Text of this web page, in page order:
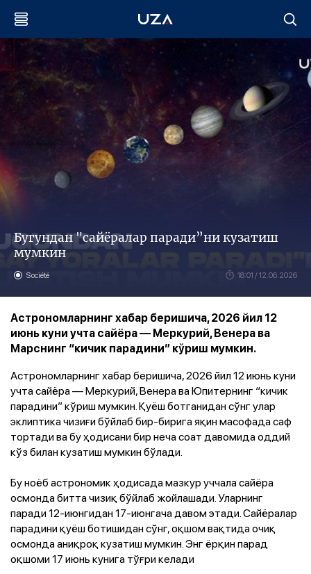
Бугундан "сайёралар паради”ни кузатиш
мумкин
Société 18:01 / 12.06.2026
Астрономларнинг хабар беришича, 2026 йил 12
июнь куни учта сайёра — Меркурий, Венера ва
Марснинг “кичик парадини” кўриш мумкин.
Астрономларнинг хабар беришича, 2026 йил 12 июнь куни
учта сайёра — Меркурий, Венера ва Юпитернинг “кичик
парадини” кўриш мумкин. Қуёш ботганидан сўнг улар
эклиптика чизиғи бўйлаб бир-бирига яқин масофада саф
тортади ва бу ҳодисани бир неча соат давомида оддий
кўз билан кузатиш мумкин бўлади.
Бу ноёб астрономик ҳодисада мазкур уччала сайёра
осмонда битта чизиқ бўйлаб жойлашади. Уларнинг
паради 12-июнгидан17-июнгачадавом этади. Сайёралар
парадини қуёш ботишидан сўнг, оқшом вақтида очиқ
осмонда аниқроқ кузатиш мумкин. Энг ёрқин парад
оқшоми17 июнькунига тўғри келади